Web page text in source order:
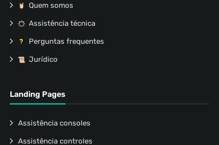
Quem somos
Assistência técnica
Perguntas frequentes
Jurídico
Landing Pages
Assistência consoles
Assistência controles